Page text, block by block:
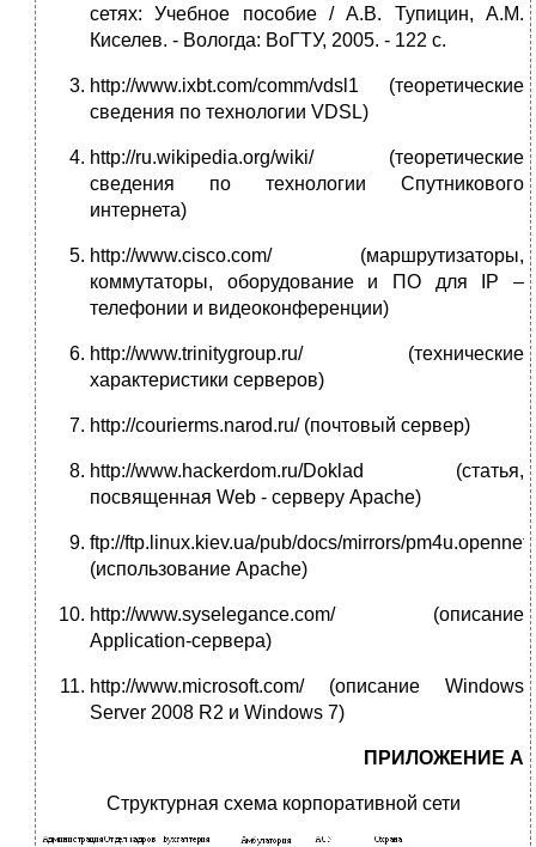
сетях: Учебное пособие / А.В. Тупицин, А.М.
Киселев. - Вологда: ВоГТУ, 2005. - 122 с.
http://www.ixbt.com/comm/vdsl1 (теоретические
сведения по технологии VDSL)
http://ru.wikipedia.org/wiki/ (теоретические
сведения по технологии Спутникового
интернета)
http://www.cisco.com/ (маршрутизаторы,
коммутаторы, оборудование и ПО для IP –
телефонии и видеоконференции)
http://www.trinitygroup.ru/ (технические
характеристики серверов)
http://courierms.narod.ru/ (почтовый сервер)
http://www.hackerdom.ru/Doklad (статья,
посвященная Web - серверу Apache)
ftp://ftp.linux.kiev.ua/pub/docs/mirrors/
(использование Apache)
http://www.syselegance.com/ (описание
Application-сервера)
http://www.microsoft.com/ (описание Windows
Server 2008 R2 и Windows 7)
ПРИЛОЖЕНИЕ А
Структурная схема корпоративной сети